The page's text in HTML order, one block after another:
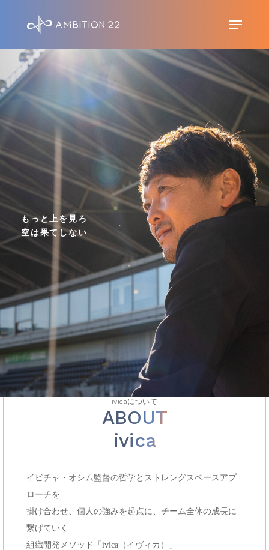
i
t
o
m
n
c
n
e
n
Menu
もっと上を見ろ
空は果てしない
ivicaについて
ABOUT
ivica
イビチャ・オシム監督の哲学とストレングスベースアプ
ローチを
掛け合わせ、個人の強みを起点に、チーム全体の成長に
繋げていく
組織開発メソッド「ivica（イヴィカ）」